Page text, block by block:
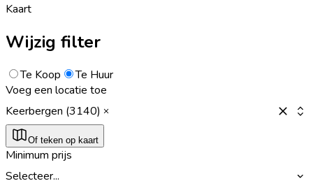
Kaart
Wijzig filter
Te Koop
Te Huur
Voeg een locatie toe
Keerbergen (3140)
Of teken op kaart
Minimum prijs
Selecteer...